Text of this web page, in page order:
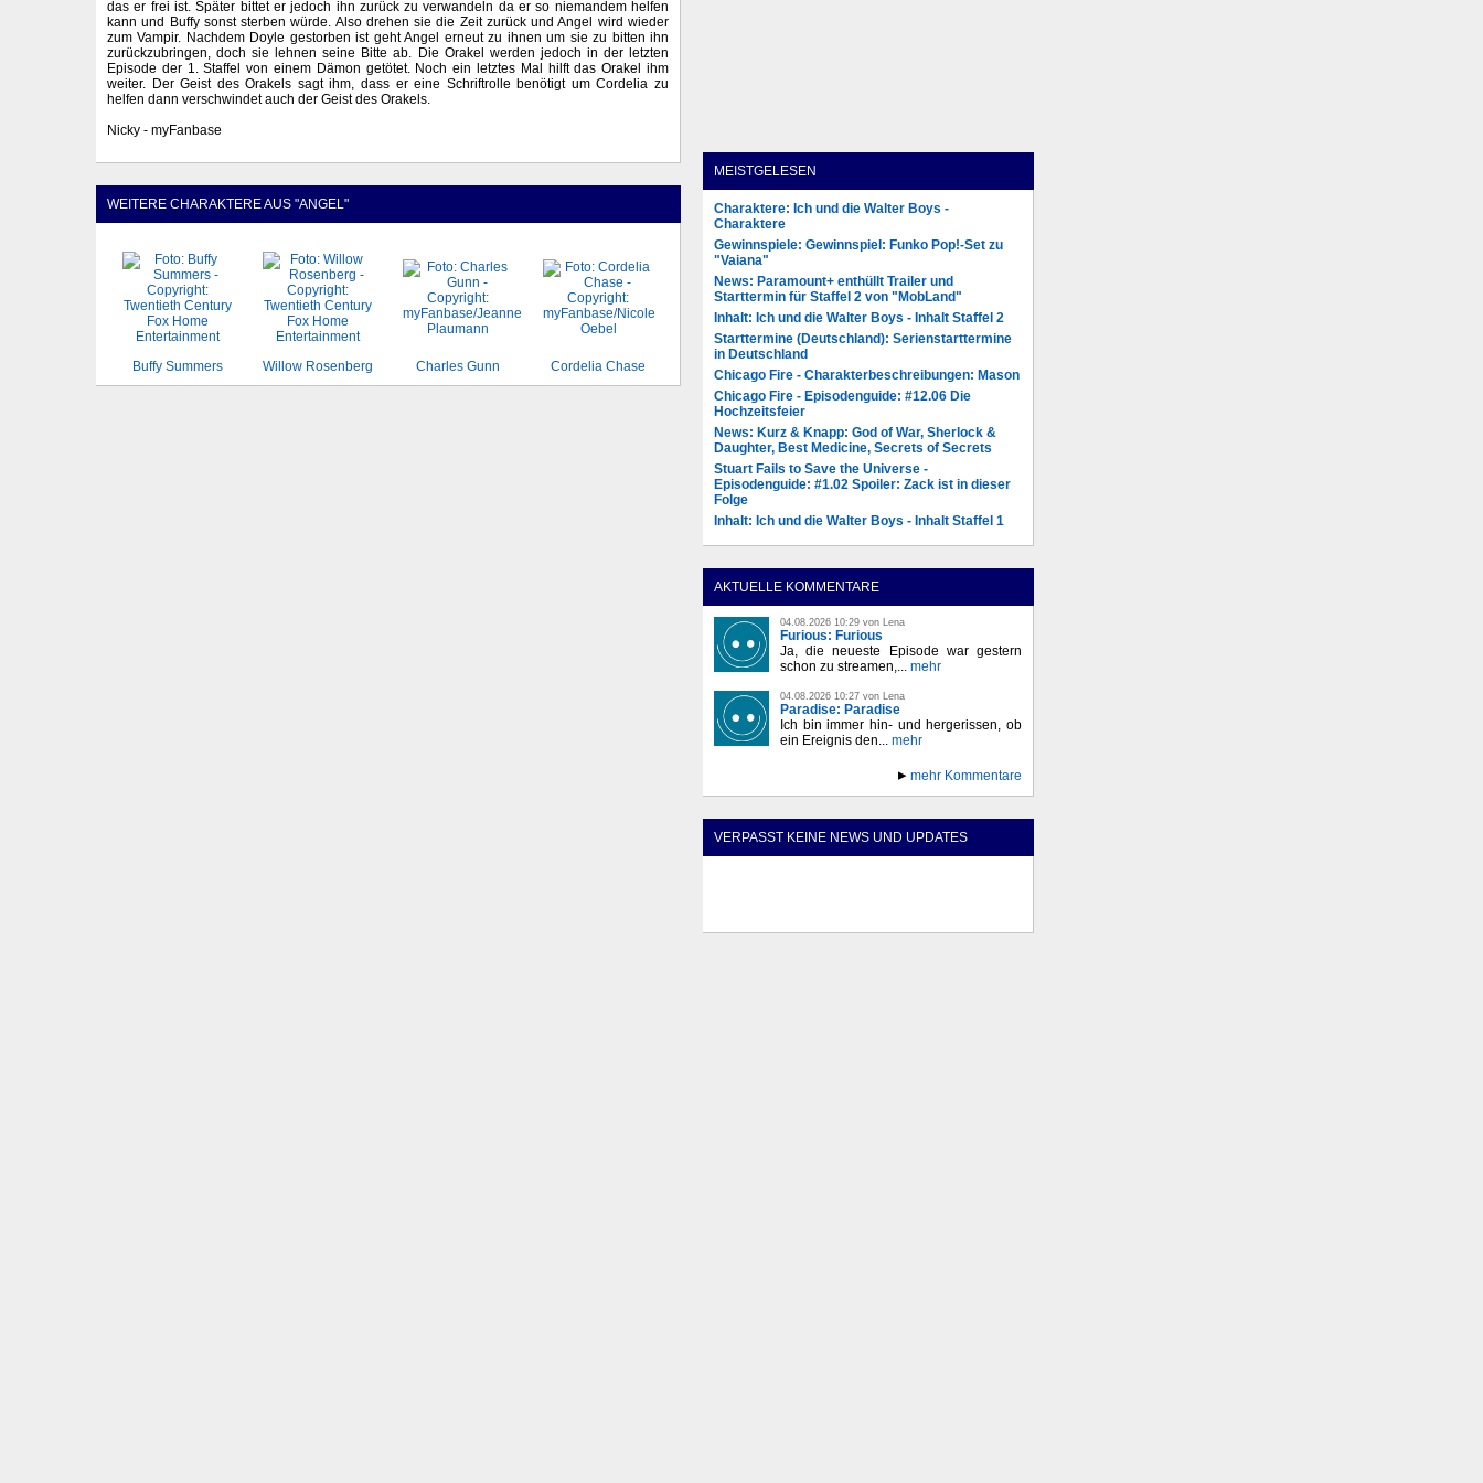
das er frei ist. Später bittet er jedoch ihn zurück zu verwandeln da er so niemandem helfen
kann und Buffy sonst sterben würde. Also drehen sie die Zeit zurück und Angel wird wieder
zum Vampir. Nachdem Doyle gestorben ist geht Angel erneut zu ihnen um sie zu bitten ihn
zurückzubringen, doch sie lehnen seine Bitte ab. Die Orakel werden jedoch in der letzten
Episode der 1. Staffel von einem Dämon getötet. Noch ein letztes Mal hilft das Orakel ihm
weiter. Der Geist des Orakels sagt ihm, dass er eine Schriftrolle benötigt um Cordelia zu
helfen dann verschwindet auch der Geist des Orakels.
Nicky - myFanbase
WEITERE CHARAKTERE AUS "ANGEL"
Buffy Summers Willow Rosenberg Charles Gunn Cordelia Chase
MEISTGELESEN
Charaktere: Ich und die Walter Boys -
Charaktere
Gewinnspiele: Gewinnspiel: Funko Pop!-Set zu
"Vaiana"
News: Paramount+ enthüllt Trailer und
Starttermin für Staffel 2 von "MobLand"
Inhalt: Ich und die Walter Boys - Inhalt Staffel 2
Starttermine (Deutschland): Serienstarttermine
in Deutschland
Chicago Fire - Charakterbeschreibungen: Mason
Chicago Fire - Episodenguide: #12.06 Die
Hochzeitsfeier
News: Kurz & Knapp: God of War, Sherlock &
Daughter, Best Medicine, Secrets of Secrets
Stuart Fails to Save the Universe -
Episodenguide: #1.02 Spoiler: Zack ist in dieser
Folge
Inhalt: Ich und die Walter Boys - Inhalt Staffel 1
AKTUELLE KOMMENTARE
04.08.2026 10:29 von Lena
Furious: Furious
Ja, die neueste Episode war gestern
schon zu streamen,... mehr
04.08.2026 10:27 von Lena
Paradise: Paradise
Ich bin immer hin- und hergerissen, ob
ein Ereignis den... mehr
mehr Kommentare
VERPASST KEINE NEWS UND UPDATES